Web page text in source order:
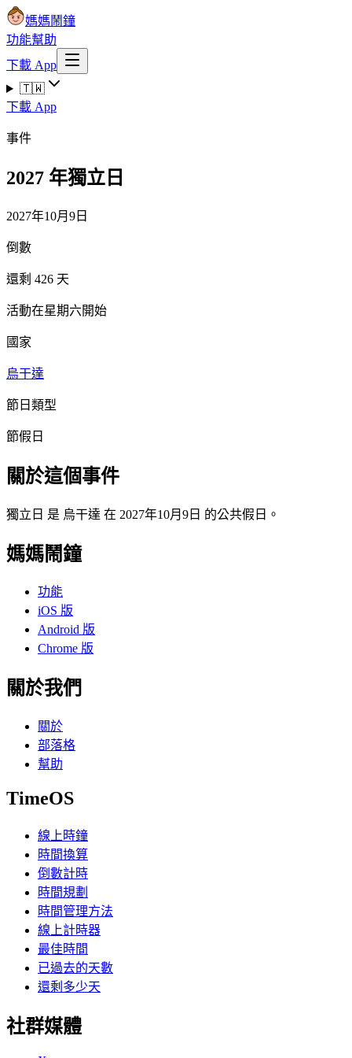
媽媽鬧鐘
功能幫助
下載 App
🇹🇼
下載 App
事件
2027 年獨立日
2027年10月9日
倒數
還剩 426 天
活動在星期六開始
國家
烏干達
節日類型
節假日
關於這個事件
獨立日 是 烏干達 在 2027年10月9日 的公共假日。
媽媽鬧鐘
功能
iOS 版
Android 版
Chrome 版
關於我們
關於
部落格
幫助
TimeOS
線上時鐘
時間換算
倒數計時
時間規劃
時間管理方法
線上計時器
最佳時間
已過去的天數
還剩多少天
社群媒體